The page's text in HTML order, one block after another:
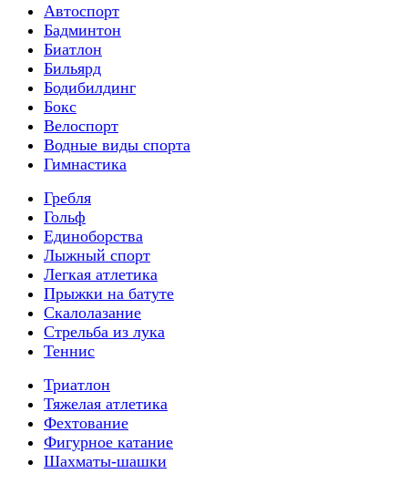
Автоспорт
Бадминтон
Биатлон
Бильярд
Бодибилдинг
Бокс
Велоспорт
Водные виды спорта
Гимнастика
Гребля
Гольф
Единоборства
Лыжный спорт
Легкая атлетика
Прыжки на батуте
Скалолазание
Стрельба из лука
Теннис
Триатлон
Тяжелая атлетика
Фехтование
Фигурное катание
Шахматы-шашки